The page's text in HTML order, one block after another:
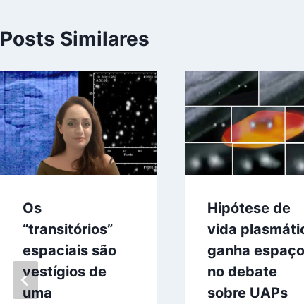
Posts Similares
Os
“transitórios”
espaciais são
vestígios de
uma
Hipótese de
vida
ganha espaço
no debate
sobre UAPs